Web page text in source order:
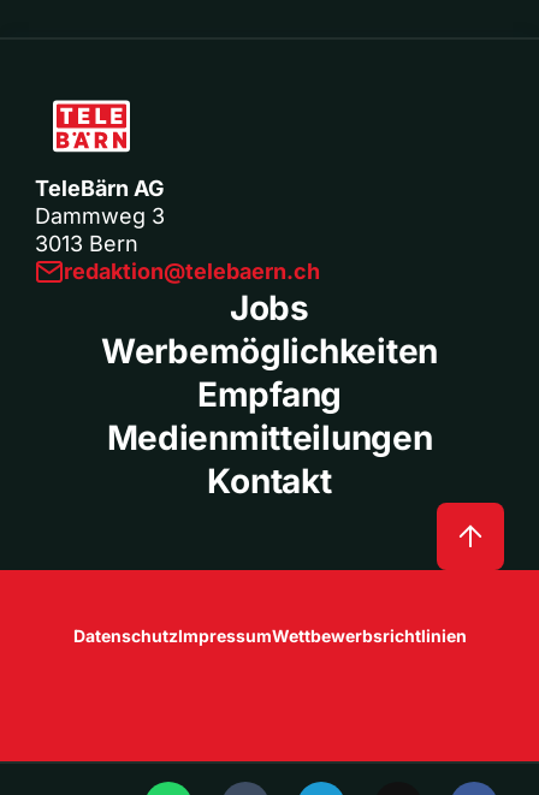
TeleBärn AG
Dammweg 3
3013 Bern
redaktion@telebaern.ch
Jobs
Werbemöglichkeiten
Empfang
Medienmitteilungen
Kontakt
DatenschutzImpressumWettbewerbsrichtlinien